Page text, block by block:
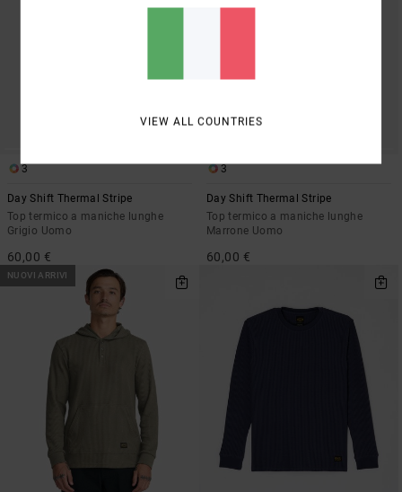
3
Day Shift Thermal Stripe
Top termico a maniche lunghe
Grigio Uomo
60,00 €
3
Day Shift Thermal Stripe
Top termico a maniche lunghe
Marrone Uomo
60,00 €
NUOVI ARRIVI
VIEW ALL COUNTRIES